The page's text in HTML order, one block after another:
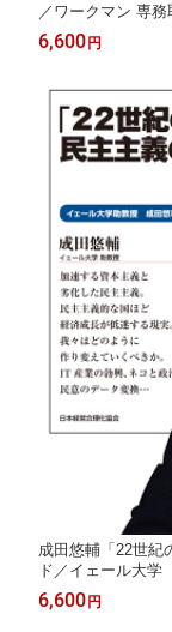
／ワークマン 専
チャンネル】
6,600円
成田悠輔「22世紀
ド／イェール大
チャンネル】
6,600円